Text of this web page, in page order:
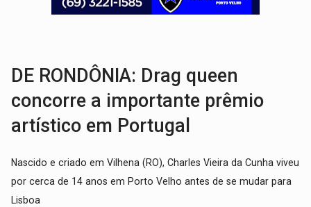
EMOCIONE:PRESENTES: Confira os sorteados na promoção
TEMAS SOCIOAMBIENTAIS:
DE RONDÔNIA: Drag queen
concorre a importante prêmio
artístico em Portugal
Nascido e criado em Vilhena (RO), Charles Vieira da Cunha viveu
por cerca de 14 anos em Porto Velho antes de se mudar para
Lisboa